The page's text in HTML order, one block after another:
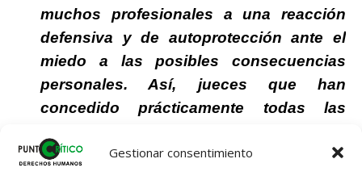
Gestionar consentimiento
muchos profesionales a una reacción
defensiva y de autoprotección ante el
miedo a las posibles consecuencias
personales. Así, jueces que han
concedido prácticamente todas las
solicitado por temor a que se les pudiera